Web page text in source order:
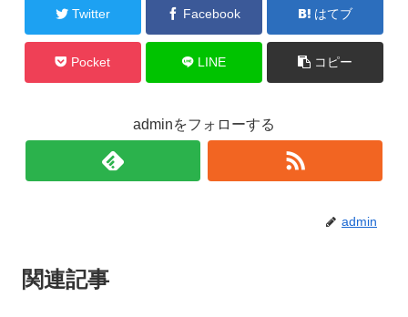
Twitter Facebook はてブ
Pocket LINE コピー
adminをフォローする
admin
関連記事